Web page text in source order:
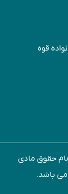
قوه
ﺣﻘﻮق ﻣﺎدی
ﺑﺎﺷﺪ.